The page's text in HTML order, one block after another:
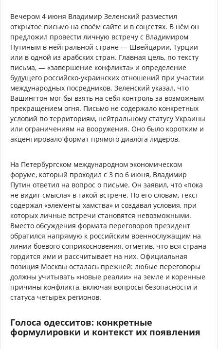
Вечером 4 июня Владимир Зеленский разместил
открытое письмо на своём сайте и в соцсетях. В нём он
предложил провести личную встречу с Владимиром
Путиным в нейтральной стране — Швейцарии, Турции
или в одной из арабских стран. Главная цель, по тексту
письма, — «завершение конфликта» и определение
будущего российско-украинских отношений при участии
международных посредников. Зеленский указал, что
Вашингтон мог бы взять на себя контроль за возможным
прекращением огня. Письмо не содержало конкретных
условий по территориям, нейтральному статусу Украины
или ограничениям на вооружения. Оно было коротким и
акцентировало формат прямого диалога лидеров.
На Петербургском международном экономическом
форуме, который проходил с 3 по 6 июня, Владимир
Путин ответил на вопрос о письме. Он заявил, что «пока
не видит смысла» в такой встрече. По его словам, текст
содержал «элементы хамства» и создавал условия, при
которых личные встречи становятся невозможными.
Вместо обсуждения формата переговоров президент
обратился напрямую к российским военнослужащим на
линии боевого соприкосновения, отметив, что вся страна
гордится ими и рассчитывает на них. Официальная
позиция Москвы осталась прежней: любые переговоры
должны учитывать «новые реалии» на земле и коренные
причины конфликта, включая вопросы безопасности и
статуса четырёх регионов.
Голоса одесситов: конкретные
формулировки и контекст их появления